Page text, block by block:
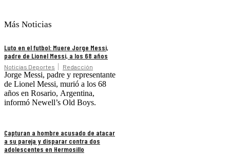
Más Noticias
Luto en el futbol: Muere Jorge Messi,
padre de Lionel Messi, a los 68 años
Noticias Deportes Redacción
Jorge Messi, padre y representante
de Lionel Messi, murió a los 68
años en Rosario, Argentina,
informó Newell’s Old Boys.
Capturan a hombre acusado de atacar
a su pareja y disparar contra dos
adolescentes en Hermosillo